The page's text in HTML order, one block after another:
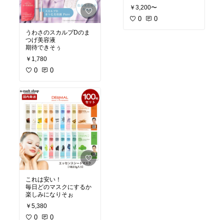
うわさのスカルプDのま
つげ美容液︎
期待できそぅ
￥1,780
0 0
これは安い！
毎日どのマスクにするか
￥5,380
0 0
￥3,200〜
0 0